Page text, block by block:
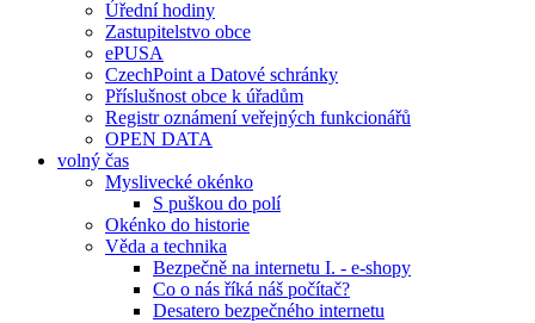
Úřední hodiny
Zastupitelstvo obce
ePUSA
CzechPoint a Datové schránky
Příslušnost obce k úřadům
Registr oznámení veřejných funkcionářů
OPEN DATA
volný čas
Myslivecké okénko
S puškou do polí
Okénko do historie
Věda a technika
Bezpečně na internetu I. - e-shopy
Co o nás říká náš počítač?
Desatero bezpečného internetu